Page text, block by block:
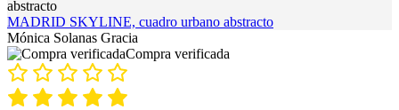
MADRID SKYLINE, cuadro urbano abstracto
Mónica Solanas Gracia
Compra verificada